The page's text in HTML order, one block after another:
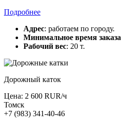
Подробнее
Адрес: работаем по городу.
Минимальное время заказа
Рабочий вес: 20 т.
Дорожный каток
Цена: 2 600 RUR/ч
Томск
+7 (983) 341-40-46